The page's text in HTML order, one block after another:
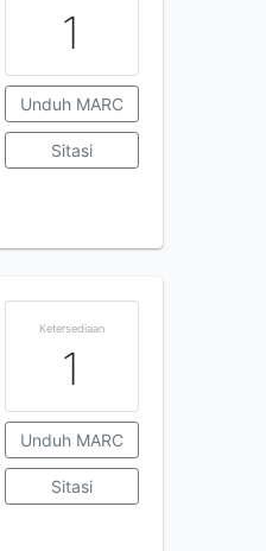
1
Unduh MARC
Sitasi
Ketersediaan
1
Unduh MARC
Sitasi